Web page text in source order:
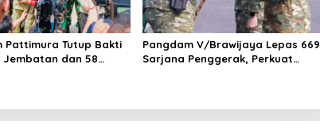
Pattimura Tutup Bakti
Jembatan dan 58
Pangdam V/Brawijaya Lepas 669
Sarjana Penggerak, Perkuat